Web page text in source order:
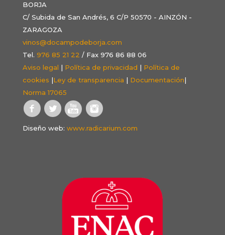
BORJA
C/ Subida de San Andrés, 6 C/P 50570 - AINZÓN -
ZARAGOZA
vinos@docampodeborja.com
Tel. 976 85 21 22 / Fax 976 86 88 06
Aviso legal | Política de privacidad | Política de
cookies |Ley de transparencia | Documentación|
Norma 17065
Diseño web: www.radicarium.com